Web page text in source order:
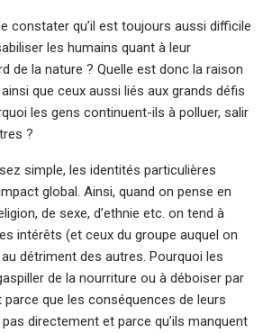
constater qu’il est toujours aussi difficile
les humains quant à leur
de la nature ? Quelle est donc la raison
que ceux aussi liés aux grands défis
les gens continuent-ils à polluer, salir
?
simple, les identités particulières
global. Ainsi, quand on pense en
de sexe, d’ethnie etc. on tend à
intérêts (et ceux du groupe auquel on
détriment des autres. Pourquoi les
de la nourriture ou à déboiser par
parce que les conséquences de leurs
directement et parce qu’ils manquent